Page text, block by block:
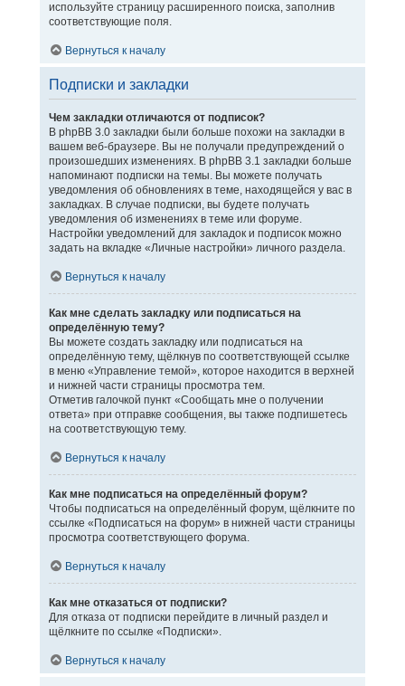
используйте страницу расширенного поиска, заполнив
соответствующие поля.
Вернуться к началу
Подписки и закладки
Чем закладки отличаются от подписок?
В phpBB 3.0 закладки были больше похожи на закладки в
вашем веб-браузере. Вы не получали предупреждений о
произошедших изменениях. В phpBB 3.1 закладки больше
напоминают подписки на темы. Вы можете получать
уведомления об обновлениях в теме, находящейся у вас в
закладках. В случае подписки, вы будете получать
уведомления об изменениях в теме или форуме.
Настройки уведомлений для закладок и подписок можно
задать на вкладке «Личные настройки» личного раздела.
Вернуться к началу
Как мне сделать закладку или подписаться на
определённую тему?
Вы можете создать закладку или подписаться на
определённую тему, щёлкнув по соответствующей ссылке
в меню «Управление темой», которое находится в верхней
и нижней части страницы просмотра тем.
Отметив галочкой пункт «Сообщать мне о получении
ответа» при отправке сообщения, вы также подпишетесь
на соответствующую тему.
Вернуться к началу
Как мне подписаться на определённый форум?
Чтобы подписаться на определённый форум, щёлкните по
ссылке «Подписаться на форум» в нижней части страницы
просмотра соответствующего форума.
Вернуться к началу
Как мне отказаться от подписки?
Для отказа от подписки перейдите в личный раздел и
щёлкните по ссылке «Подписки».
Вернуться к началу